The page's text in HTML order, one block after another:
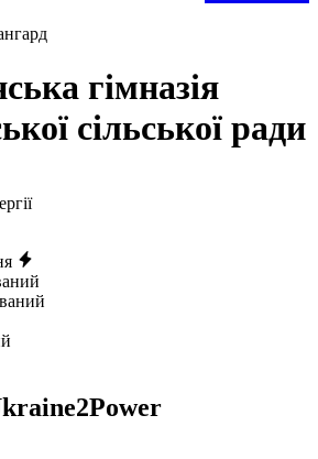
гімназія
сільської ради